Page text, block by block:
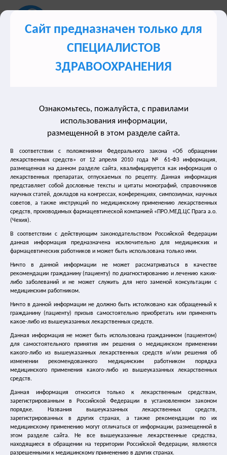
Сайт для врачей о лечении синдрома гиперактивного
мочевого пузыря (ГАМП)
Разделы сайта
Лечение недержания мочи
Нейрогенный мочевой пузырь
Лечение частого мочеиспускания
Лечение энуреза
Лечение цистита
Лечение ГМП
Спазмекс
Спазмекс 30
Упражнения Кегеля
Где купить спазмекс
Статьи и справочные материалы
Каталог медицинских сайтов
Главная | Информация |
Тактика ведения пациенток со смешанным недержанием
Сайт предназначен только для
СПЕЦИАЛИСТОВ
ЗДРАВООХРАНЕНИЯ
Ознакомьтесь, пожалуйста, с правилами
использования информации,
размещенной в этом разделе сайта.
В соответствии с положениями Федерального закона «Об обращении
лекарственных средств» от 12 апреля 2010 года № 61-ФЗ информация,
размещенная на данном разделе сайта, квалифицируется как информация о
лекарственных препаратах, отпускаемых по рецепту. Данная информация
представляет собой дословные тексты и цитаты монографий, справочников
научных статей, докладов на конгрессах, конференциях, симпозиумах, научных
советов, а также инструкций по медицинскому применению лекарственных
средств, производимых фармацевтической компанией «ПРО.МЕД.ЦС Прага а.о.
(Чехия).
В соответствии с действующим законодательством Российской Федерации
данная информация предназначена исключительно для медицинских и
фармацевтических работников и может быть использована только ими.
Ничто в данной информации не может рассматриваться в качестве
рекомендации гражданину (пациенту) по диагностированию и лечению каких-
либо заболеваний и не может служить для него заменой консультации с
медицинским работником.
Ничто в данной информации не должно быть истолковано как обращенный к
гражданину (пациенту) призыв самостоятельно приобретать или применять
какое-либо из вышеуказанных лекарственных средств.
Данная информация не может быть использована гражданином (пациентом)
для самостоятельного принятия им решения о медицинском применении
какого-либо из вышеуказанных лекарственных средств и/или решения об
изменении рекомендованного медицинским работником порядка
медицинского применения какого-либо из вышеуказанных лекарственных
средств.
Данная информация относится только к лекарственным средствам,
зарегистрированным в Российской Федерации в установленном законом
порядке. Названия вышеуказанных лекарственных средств,
зарегистрированных в других странах, а также рекомендации по их
медицинскому применению могут отличаться от информации, размещенной в
этом разделе сайта. Не все вышеуказанные лекарственные средства,
находящиеся в обращении на территории Российской Федерации, являются
разрешенными к медицинскому применению в других странах.